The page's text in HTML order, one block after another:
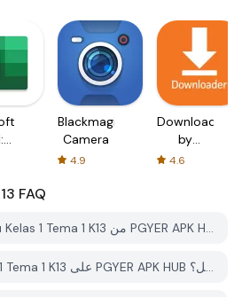
Blackmagic
Camera
4.9
Downloader
by
AFTVnews
4.6
FAQ
كيف يمكنني تحميل Buku Kelas 1 Tema 1 K13 من PGYER APK HUB؟
هل التطبيق Buku Kelas 1 Tema 1 K13 على PGYER APK HUB مجاني للتحميل؟